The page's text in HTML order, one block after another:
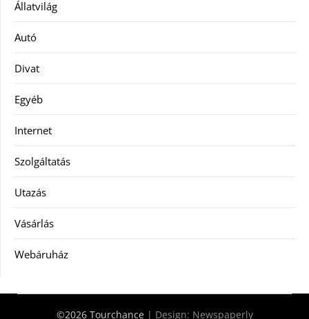
Állatvilág
Autó
Divat
Egyéb
Internet
Szolgáltatás
Utazás
Vásárlás
Webáruház
©2026 Tourchance | Design: Newspaperly